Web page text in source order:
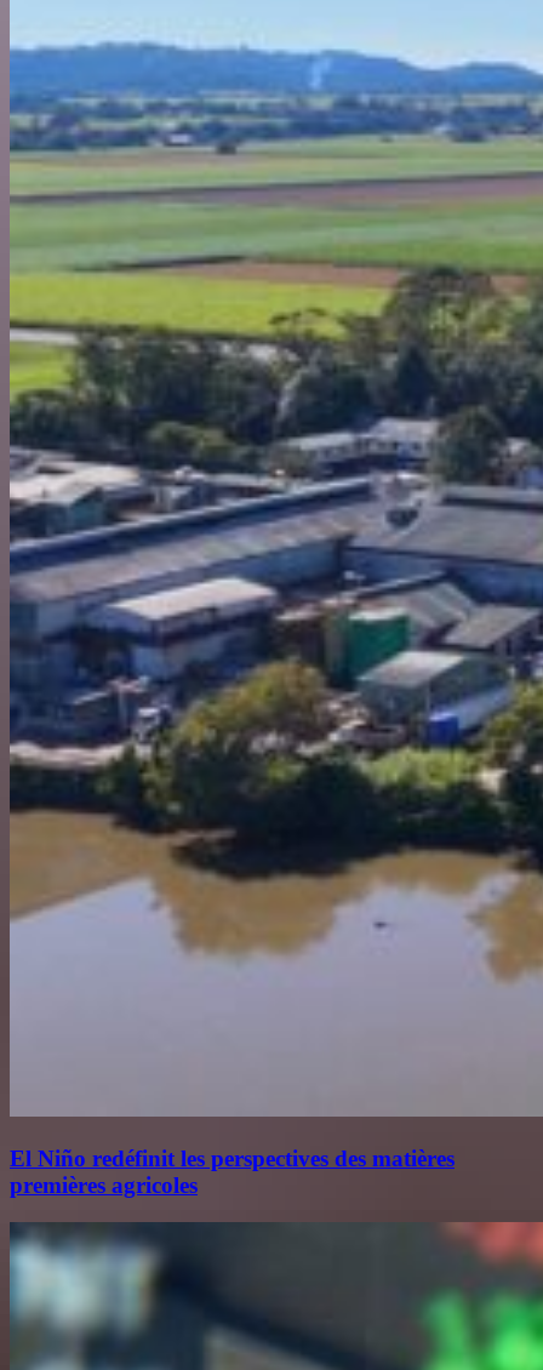
El Niño redéfinit les perspectives des matières
premières agricoles